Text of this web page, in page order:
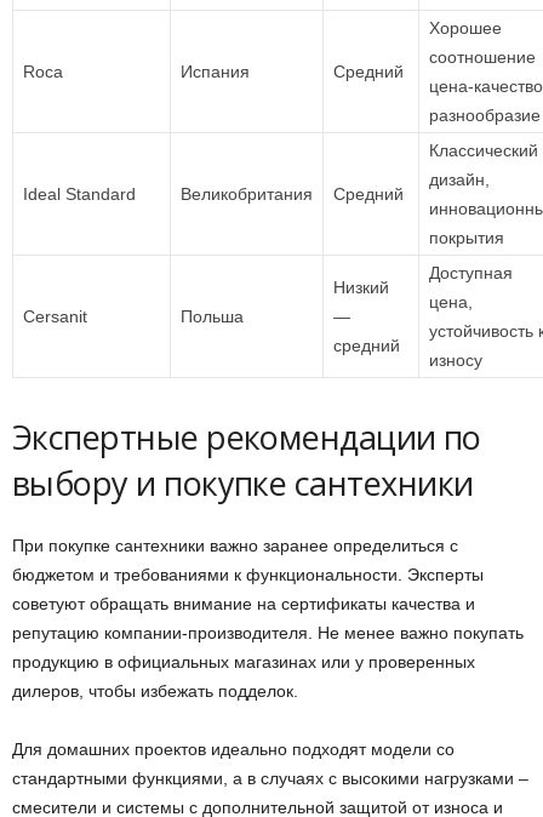
Roca Испания Средний
Хорошее
соотношение
цена-
разнообразие
Ideal Standard Великобритания Средний
Классический
дизайн,
покрытия
Cersanit Польша
Низкий
—
средний
Доступная
цена,
устойчивость
износу
Экспертные рекомендации по
выбору и покупке сантехники
При покупке сантехники важно заранее определиться с
бюджетом и требованиями к функциональности. Эксперты
советуют обращать внимание на сертификаты качества и
репутацию компании-производителя. Не менее важно покупать
продукцию в официальных магазинах или у проверенных
дилеров, чтобы избежать подделок.
Для домашних проектов идеально подходят модели со
стандартными функциями, а в случаях с высокими нагрузками –
смесители и системы с дополнительной защитой от износа и